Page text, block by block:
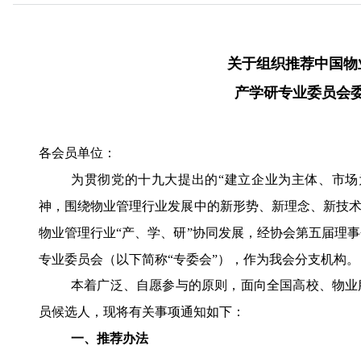
关于组织推荐中国
产学研专业委员会
各会员单位：
为贯彻党的十九大提出的“建立企业为主体、市
神，围绕物业管理行业发展中的新形势、新理念、新技
物业管理行业“产、学、研”协同发展，经协会第五届理
专业委员会（以下简称“专委会”），作为我会分支机构。
本着广泛、自愿参与的原则，面向全国高校、物
员候选人，现将有关事项通知如下：
一、推荐办法